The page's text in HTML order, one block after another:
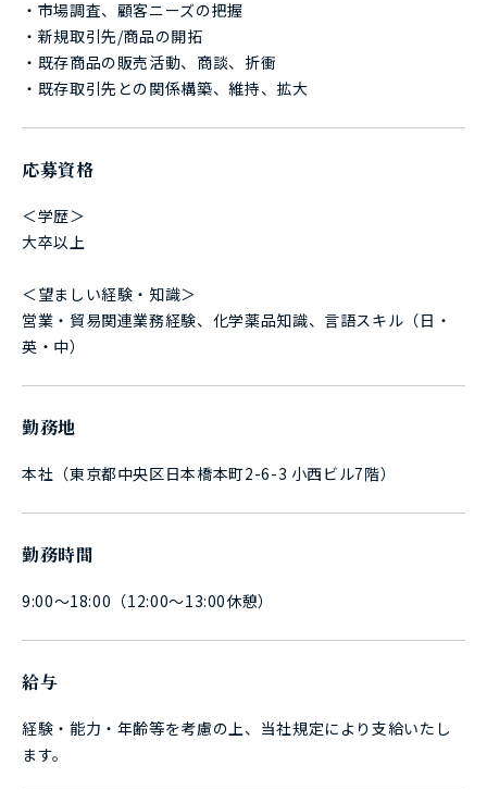
・市場調査、顧客ニーズの把握
・新規取引先/商品の開拓
・既存商品の販売活動、商談、折衝
・既存取引先との関係構築、維持、拡大
応募資格
＜学歴＞
大卒以上
＜望ましい経験・知識＞
営業・貿易関連業務経験、化学薬品知識、言語スキル（日・
英・中）
勤務地
本社（東京都中央区日本橋本町2-6-3 小西ビル7階）
勤務時間
9:00～18:00（12:00～13:00休憩）
給与
経験・能力・年齢等を考慮の上、当社規定により支給いたし
ます。